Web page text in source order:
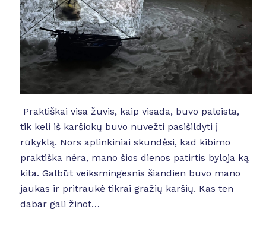
Praktiškai visa žuvis, kaip visada, buvo paleista,
tik keli iš karšiokų buvo nuvežti pasišildyti į
rūkyklą. Nors aplinkiniai skundėsi, kad kibimo
praktiška nėra, mano šios dienos patirtis byloja ką
kita. Galbūt veiksmingesnis šiandien buvo mano
jaukas ir pritraukė tikrai gražių karšių. Kas ten
dabar gali žinot…